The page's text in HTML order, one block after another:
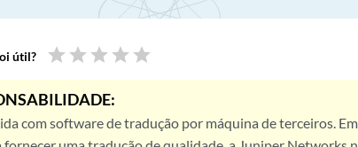
útil? star star star star star
com software de tradução por máquina de terceiros.